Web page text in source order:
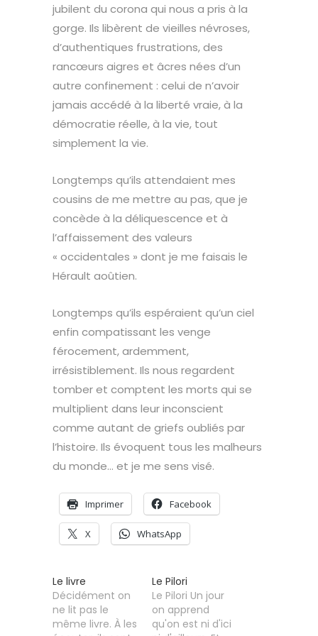
jubilent du corona qui nous a pris à la
gorge. Ils libèrent de vieilles névroses,
d’authentiques frustrations, des
rancœurs aigres et âcres nées d’un
autre confinement : celui de n’avoir
jamais accédé à la liberté vraie, à la
démocratie réelle, à la vie, tout
simplement la vie.
Longtemps qu’ils attendaient mes
cousins de me mettre au pas, que je
concède à la déliquescence et à
l’affaissement des valeurs
« occidentales » dont je me faisais le
Hérault aoûtien.
Longtemps qu’ils espéraient qu’un ciel
enfin compatissant les venge
férocement, ardemment,
irrésistiblement. Ils nous regardent
tomber et comptent les morts qui se
multiplient dans leur inconscient
comme autant de griefs oubliés par
l’histoire. Ils évoquent tous les malheurs
du monde… et je me sens visé.
Imprimer Facebook
X WhatsApp
Le livre
Décidément on
ne lit pas le
même livre. À les
Le Pilori
Le Pilori Un jour
on apprend
qu'on est ni d'ici